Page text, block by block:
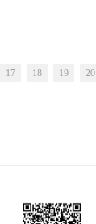
17 18 19 20